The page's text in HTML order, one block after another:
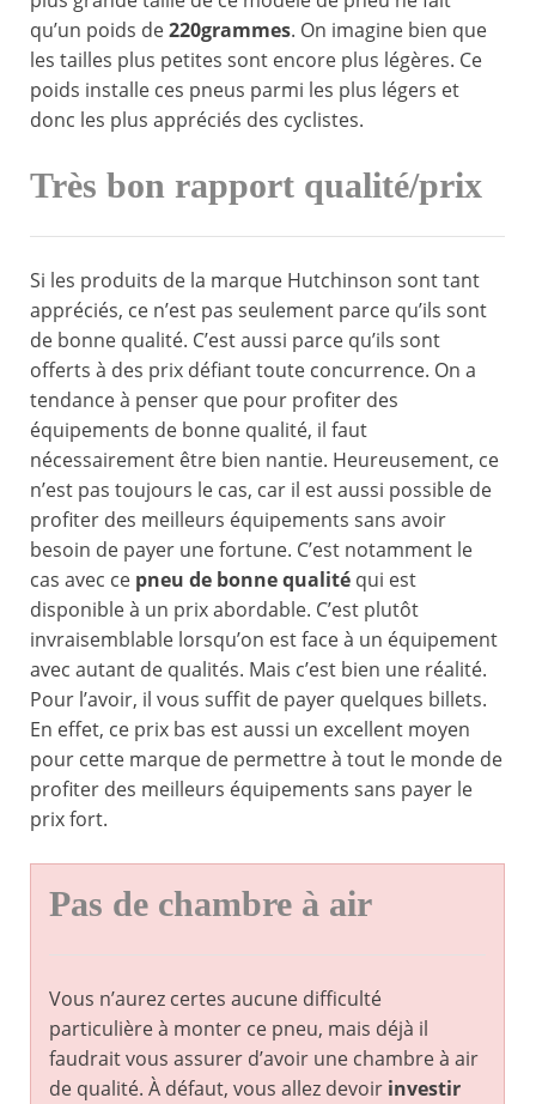
qu’un poids de220grammes. On imagine bien que
les tailles plus petites sont encore plus légères. Ce
poids installe ces pneus parmi les plus légers et
donc les plus appréciés des cyclistes.
Très bon rapport qualité/prix
Si les produits de la marque Hutchinson sont tant
appréciés, ce n’est pas seulement parce qu’ils sont
de bonne qualité. C’est aussi parce qu’ils sont
offerts à des prix défiant toute concurrence. On a
tendance à penser que pour profiter des
équipements de bonne qualité, il faut
nécessairement être bien nantie. Heureusement, ce
n’est pas toujours le cas, car il est aussi possible de
profiter des meilleurs équipements sans avoir
besoin de payer une fortune. C’est notamment le
cas avec ce pneu de bonne qualité qui est
disponible à un prix abordable. C’est plutôt
invraisemblable lorsqu’on est face à un équipement
avec autant de qualités. Mais c’est bien une réalité.
Pour l’avoir, il vous suffit de payer quelques billets.
En effet, ce prix bas est aussi un excellent moyen
pour cette marque de permettre à tout le monde de
profiter des meilleurs équipements sans payer le
prix fort.
Pas de chambre à air
Vous n’aurez certes aucune difficulté
particulière à monter ce pneu, mais déjà il
faudrait vous assurer d’avoir une chambre à air
de qualité. À défaut, vous allez devoir investir